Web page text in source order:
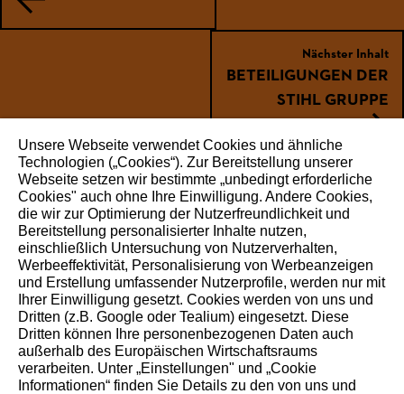
Nächster Inhalt
BETEILIGUNGEN DER
STIHL GRUPPE
WEITEREMPFEHLEN
Über STIHL
Die STIHL Gruppe ist ein international tätiger Weltmarkt-
und Technologieführer. Als langfristig orientiertes
Familienunternehmen erleichtert STIHL seit 1926 den
Unsere Webseite verwendet Cookies und ähnliche
Technologien („Cookies“). Zur Bereitstellung unserer
Webseite setzen wir bestimmte „unbedingt erforderliche
Cookies" auch ohne Ihre Einwilligung. Andere Cookies,
die wir zur Optimierung der Nutzerfreundlichkeit und
Bereitstellung personalisierter Inhalte nutzen,
einschließlich Untersuchung von Nutzerverhalten,
Werbeeffektivität, Personalisierung von Werbeanzeigen
und Erstellung umfassender Nutzerprofile, werden nur mit
Ihrer Einwilligung gesetzt. Cookies werden von uns und
Dritten (z.B. Google oder Tealium) eingesetzt. Diese
Dritten können Ihre personenbezogenen Daten auch
außerhalb des Europäischen Wirtschaftsraums
verarbeiten. Unter „Einstellungen" und „Cookie
Informationen“ finden Sie Details zu den von uns und